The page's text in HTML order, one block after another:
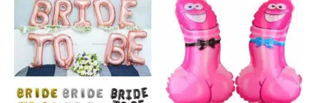
Produkt
weist
mehrere
Varianten
auf.
Die
Produkt
weist
auf.
Die